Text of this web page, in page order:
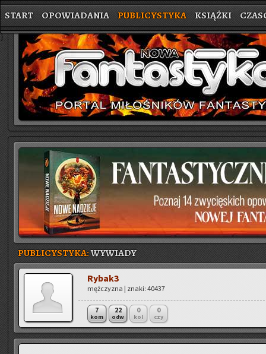
START OPOWIADANIA PUBLICYSTYKA KSIĄŻKI
}
PUBLICYSTYKA:WYWIADY
Ry­ba­k3
męż­czy­zna | znaki: 40437
7
kom
22
odw
0
kol
0
czy